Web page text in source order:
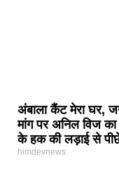
अंबाला कैंट मेरा घर,
मांग पर अनिल विज
के हक की लड़ाई से पीछे
himdevnews